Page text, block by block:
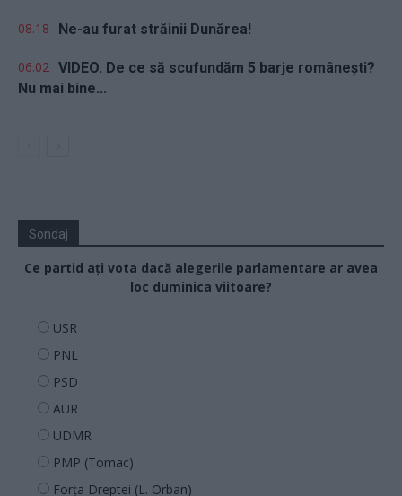
08.18 Ne-au furat străinii Dunărea!
06.02 VIDEO. De ce să scufundăm 5 barje românești?
Nu mai bine...
Sondaj
Ce partid ați vota dacă alegerile parlamentare ar avea
loc duminica viitoare?
USR
PNL
PSD
AUR
UDMR
PMP (Tomac)
Forța Dreptei (L. Orban)